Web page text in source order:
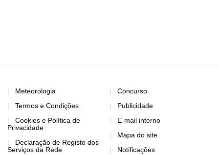
Meteorologia
Termos e Condições
Cookies e Política de
Privacidade
Declaração de Registo dos
Serviços da Rede
Concurso
Publicidade
E-mail interno
Mapa do site
Notificações